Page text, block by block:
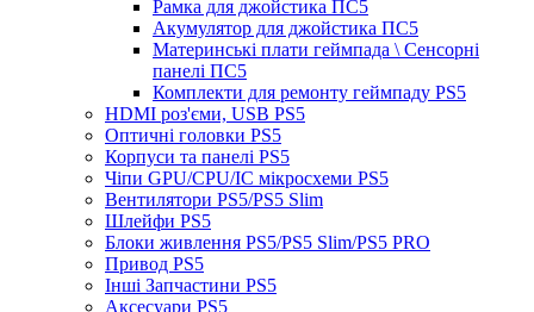
Рамка для джойстика ПС5
Акумулятор для джойстика ПС5
Материнські плати геймпада \ Сенсорні
панелі ПС5
Комплекти для ремонту геймпаду PS5
HDMI роз'єми, USB PS5
Оптичні головки PS5
Корпуси та панелі PS5
Чіпи GPU/CPU/IC мікросхеми PS5
Вентилятори PS5/PS5 Slim
Шлейфи PS5
Блоки живлення PS5/PS5 Slim/PS5 PRO
Привод PS5
Інші Запчастини PS5
Аксесуари PS5